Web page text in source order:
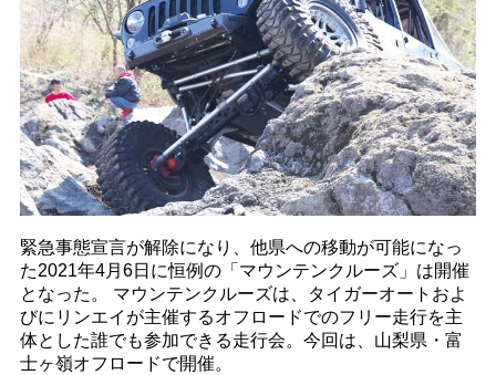
緊急事態宣言が解除になり、他県への移動が可能になっ
た2021年4月6日に恒例の「マウンテンクルーズ」は開催
となった。 マウンテンクルーズは、タイガーオートおよ
びにリンエイが主催するオフロードでのフリー走行を主
体とした誰でも参加できる走行会。今回は、山梨県・富
士ヶ嶺オフロードで開催。